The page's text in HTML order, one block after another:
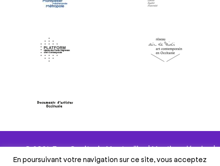
© 2024 Frac Occitanie Montpellier |Mentions légales|
Politique de confidentialité| Gestion des cookies
En poursuivant votre navigation sur ce site, vous acceptez